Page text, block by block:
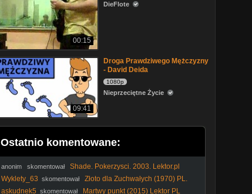
00:15
DieFlote
09:41
Droga Prawdziwego Mężczyzny
- David Deida
1080p
Nieprzeciętne Życie
Ostatnio komentowane:
anonim skomentował
Shade. Pokerzysci. 2003. Lektor.pl
Wyklety_63 skomentował
Złoto dla Zuchwałych (1970) PL.
720p. BRRip
askudnek5 skomentował
Martwy punkt (2015) Lektor PL